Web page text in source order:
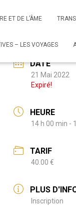
ET DE L’ÂME
– LES VOYAGES
DATE
21 Mai 2022
Expiré!
HEURE
14 h 00 min -
TARIF
40.00 €
PLUS
Inscription